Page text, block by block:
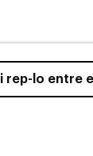
i rep-lo entre